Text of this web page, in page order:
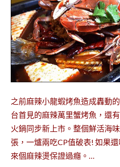
之前麻辣小龍蝦烤魚造成轟動
台首見的麻辣萬里蟹烤魚，還
火鍋同步新上市。整個鮮活海
張，一爐兩吃CP值破表! 如果
來個麻辣燙保證過癮。…